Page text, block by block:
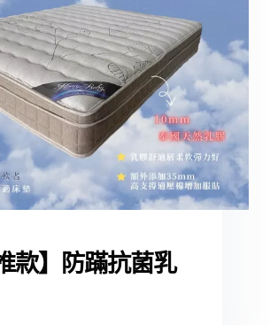
款】防蹣抗菌乳